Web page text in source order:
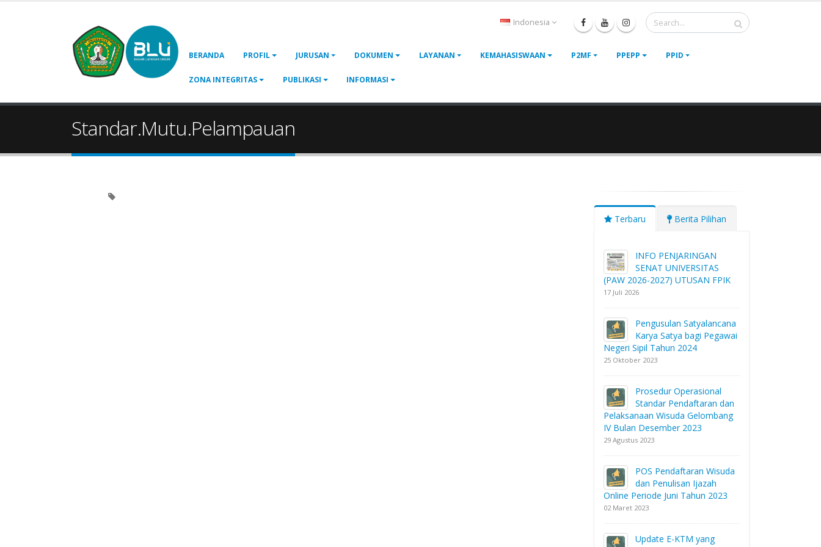
Indonesia
BERANDA PROFIL JURUSAN DOKUMEN LAYANAN KEMAHASISWAAN P2MF PPEPP PPID
ZONA INTEGRITAS PUBLIKASI INFORMASI
Standar.Mutu.Pelampauan
Terbaru Berita Pilihan
INFO PENJARINGAN
SENAT UNIVERSITAS
(PAW 2026-2027) UTUSAN FPIK
17 Juli 2026
Pengusulan Satyalancana
Karya Satya bagi Pegawai
Negeri Sipil Tahun 2024
25 Oktober 2023
Prosedur Operasional
Standar Pendaftaran dan
Pelaksanaan Wisuda Gelombang
IV Bulan Desember 2023
29 Agustus 2023
POS Pendaftaran Wisuda
dan Penulisan Ijazah
Online Periode Juni Tahun 2023
02 Maret 2023
Update E-KTM yang